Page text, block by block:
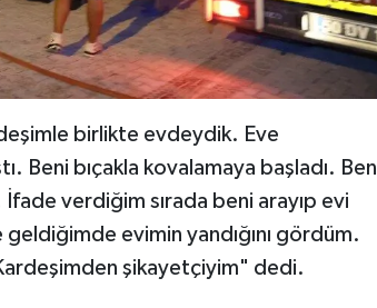
birlikte evdeydik. Eve
Beni bıçakla kovalamaya başladı. Ben
verdiğim sırada beni arayıp evi
evimin yandığını gördüm.
şikayetçiyim" dedi.